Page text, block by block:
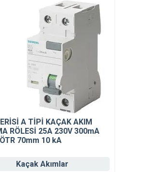
A TİPİ KAÇAK AKIM
RÖLESİ 25A 230V 300mA
70mm 10 kA
Kaçak Akımlar